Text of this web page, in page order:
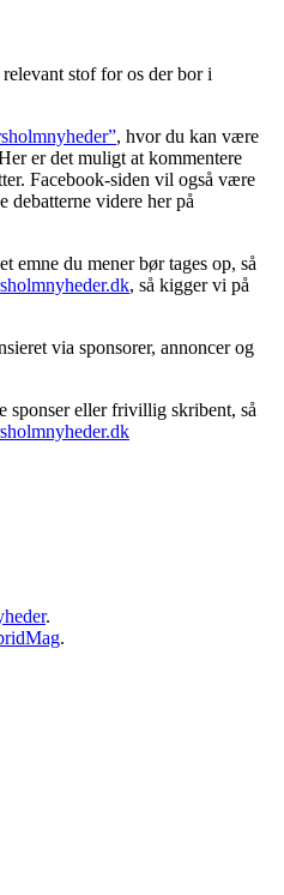
stof for os der bor i
, hvor du kan være
er det muligt at kommentere
Facebook-siden vil også være
debatterne videre her på
emne du mener bør tages op, så
, så kigger vi på
via sponsorer, annoncer og
sponser eller frivillig skribent, så
.
.